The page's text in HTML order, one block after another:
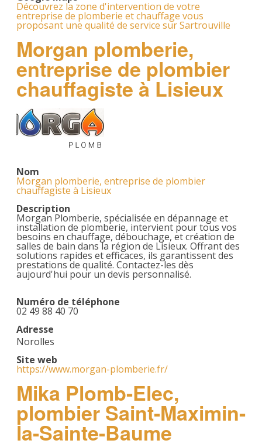
Découvrez la zone d'intervention de votre
entreprise de plomberie et chauffage vous
proposant une qualité de service sur Sartrouville
Morgan plomberie,
entreprise de plombier
chauffagiste à Lisieux
Nom
Morgan plomberie, entreprise de plombier
chauffagiste à Lisieux
Description
Morgan Plomberie, spécialisée en dépannage et
installation de plomberie, intervient pour tous vos
besoins en chauffage, débouchage, et création de
salles de bain dans la région de Lisieux. Offrant des
solutions rapides et efficaces, ils garantissent des
prestations de qualité. Contactez-les dès
aujourd'hui pour un devis personnalisé.
Numéro de téléphone
02 49 88 40 70
Adresse
Norolles
Site web
https://www.morgan-plomberie.fr/
Mika Plomb-Elec,
plombier Saint-Maximin-
la-Sainte-Baume